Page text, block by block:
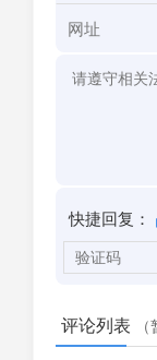
快捷回复：
评论列表